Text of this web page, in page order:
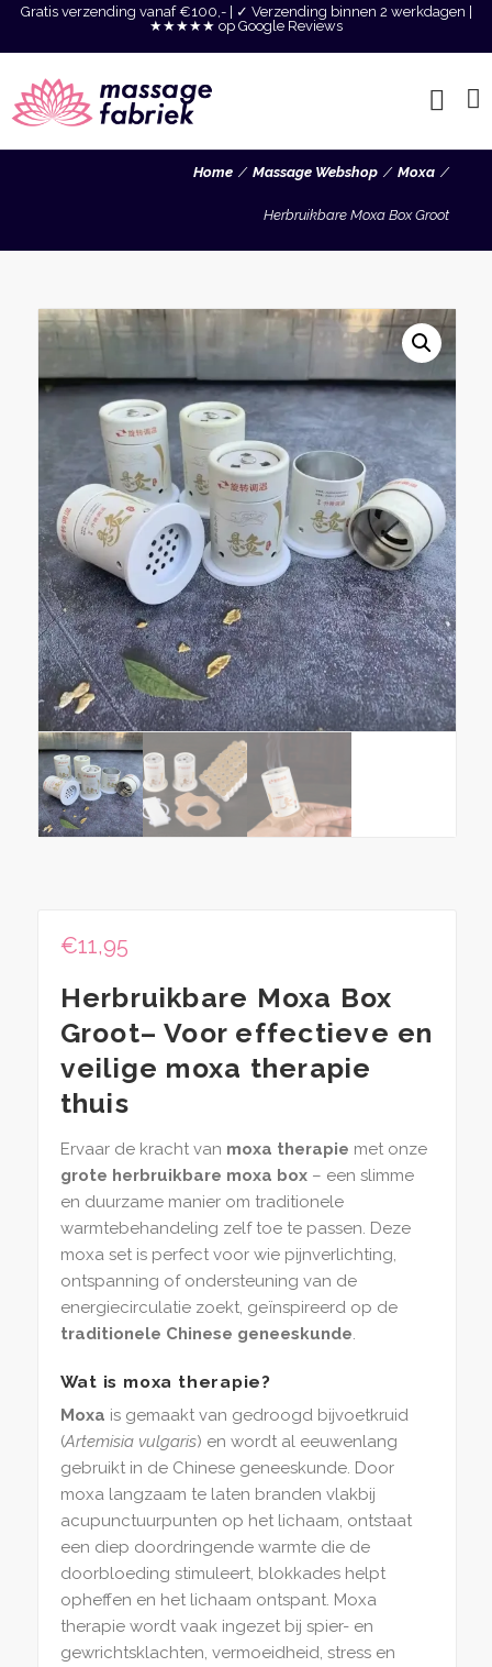
Gratis verzending vanaf €100,- | ✓ Verzending binnen 2 werkdagen |
★★★★★ op Google Reviews
Home Massage Webshop Moxa
Herbruikbare Moxa Box Groot
€11,95
Herbruikbare Moxa Box
Groot– Voor effectieve en
veilige moxa therapie
thuis
Ervaar de kracht van moxa therapie met onze
grote herbruikbare moxa box– een slimme
en duurzame manier om traditionele
warmtebehandeling zelf toe te passen. Deze
moxa set is perfect voor wie pijnverlichting,
ontspanning of ondersteuning van de
energiecirculatie zoekt, geïnspireerd op de
traditionele Chinese geneeskunde.
Wat is moxa therapie?
Moxa is gemaakt van gedroogd bijvoetkruid
(Artemisia vulgaris) en wordt al eeuwenlang
gebruikt in de Chinese geneeskunde. Door
moxa langzaam te laten branden vlakbij
acupunctuurpunten op het lichaam, ontstaat
een diep doordringende warmte die de
doorbloeding stimuleert, blokkades helpt
opheffen en het lichaam ontspant. Moxa
therapie wordt vaak ingezet bij spier- en
gewrichtsklachten, vermoeidheid, stress en